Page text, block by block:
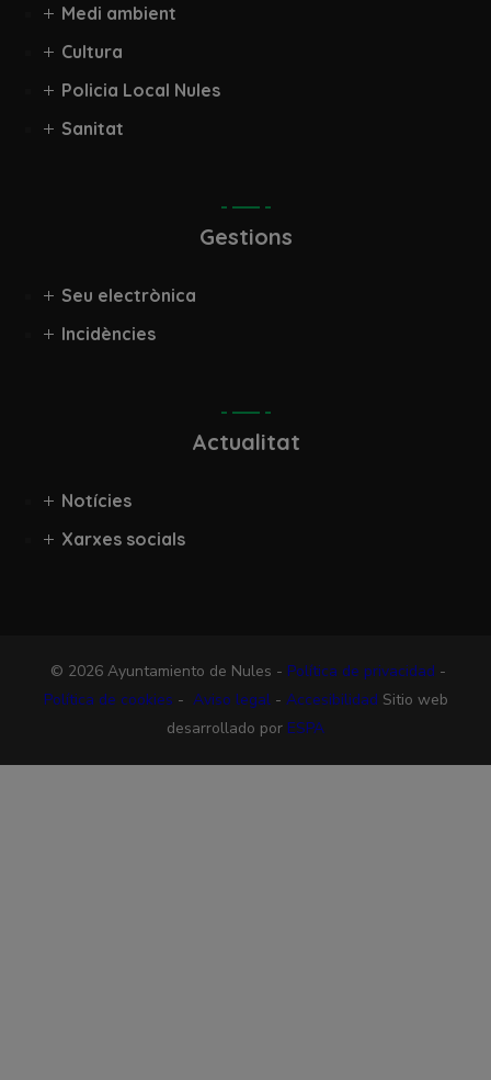
Medi ambient
Cultura
Policia Local Nules
Sanitat
Gestions
Seu electrònica
Incidències
Actualitat
Notícies
Xarxes socials
© 2026 Ayuntamiento de Nules - Política de privacidad -
Política de cookies - Aviso legal- Accesibilidad Sitio web
desarrollado por ESPA